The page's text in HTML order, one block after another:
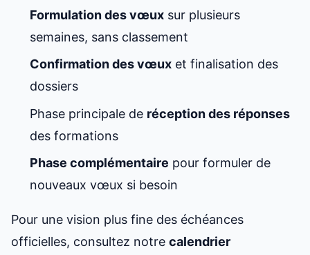
Formulation des vœux sur plusieurs
semaines, sans classement
Confirmation des vœux et finalisation des
dossiers
Phase principale de réception des réponses
des formations
Phase complémentaire pour formuler de
nouveaux vœux si besoin
Pour une vision plus fine des échéances
officielles, consultez notre calendrier